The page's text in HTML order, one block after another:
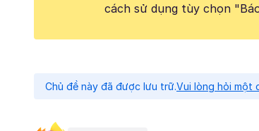
cách sử dụng tùy chọn
Chủ đề này đã được lưu trữ.Vui lòng hỏi một